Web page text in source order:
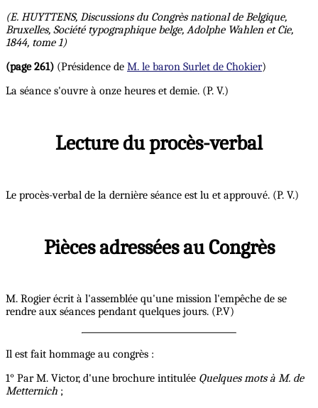
(E. HUYTTENS, Discussions du Congrès national de Belgique,
Bruxelles, Société typographique belge, Adolphe Wahlen et Cie,
1844, tome 1)
(page 261) (Présidence de M. le baron Surlet de Chokier)
La séance s'ouvre à onze heures et demie. (P. V.)
Lecture du procès-verbal
Le procès-verbal de la dernière séance est lu et approuvé. (P. V.)
Pièces adressées au Congrès
M. Rogier écrit à l'assemblée qu'une mission l'empêche de se
rendre aux séances pendant quelques jours. (P.V)
Il est fait hommage au congrès :
1° Par M. Victor, d'une brochure intitulée Quelques mots à M. de
Metternich ;